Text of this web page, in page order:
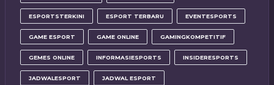
ESPORTSTERKINI ESPORT TERBARU EVENTESPORTS
GAME ESPORT GAME ONLINE GAMINGKOMPETITIF
GEMES ONLINE INFORMASIESPORTS INSIDERESPORTS
JADWALESPORT JADWAL ESPORT